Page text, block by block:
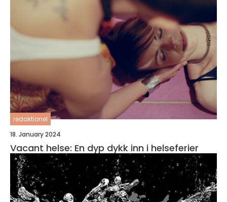
redaktionel
18. January 2024
Vacant helse: En dyp dykk inn i helseferier